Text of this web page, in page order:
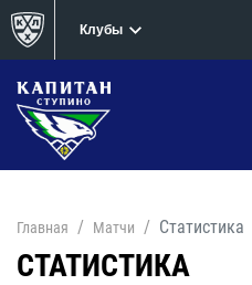
Клубы
Главная Матчи Статистика
СТАТИСТИКА